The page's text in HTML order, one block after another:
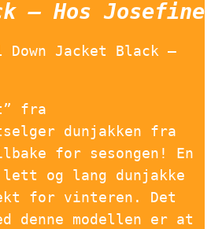
– Hos Josefine
Jacket Black –
fra
dunjakken fra
for sesongen! En
og lang dunjakke
for vinteren. Det
denne modellen er at